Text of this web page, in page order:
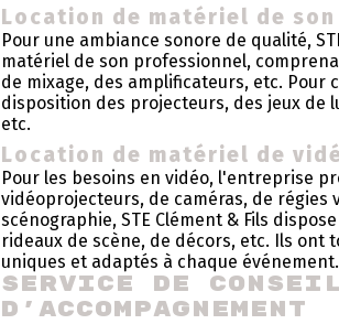
Location de matériel de
Pour une ambiance sonore de qualité,
matériel de son professionnel,
de mixage, des amplificateurs, etc. Pour
disposition des projecteurs, des jeux de
etc.
Location de matériel de
Pour les besoins en vidéo, l'entreprise
vidéoprojecteurs, de caméras, de régies
scénographie, STE Clément & Fils
rideaux de scène, de décors, etc. Ils
uniques et adaptés à chaque événement.
Service de
d'accompagnement